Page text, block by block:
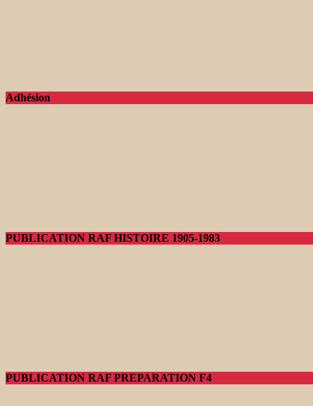
Adhésion
PUBLICATION RAF HISTOIRE 1905-1983
PUBLICATION RAF PREPARATION F4